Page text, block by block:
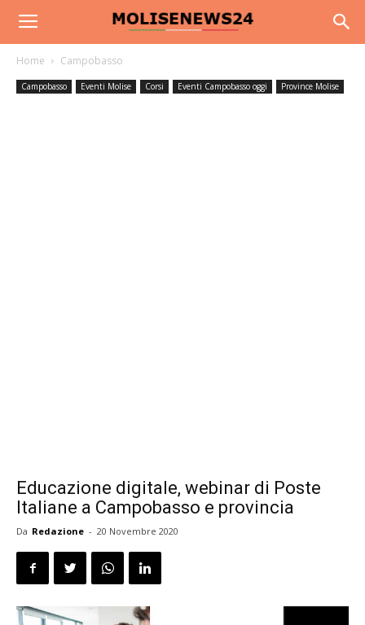
Home Campobasso
Campobasso Eventi Molise Corsi Eventi Campobasso oggi Province Molise
Educazione digitale, webinar di Poste
Italiane a Campobasso e provincia
Da Redazione - 20 Novembre 2020